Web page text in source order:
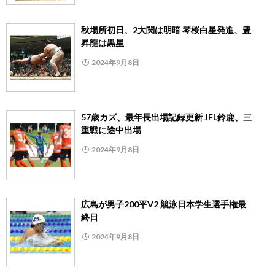
秋場所初日、2大関は明暗 琴桜白星発進、豊
昇龍は黒星
2024年9月8日
57歳カズ、最年長出場記録更新 JFL鈴鹿、三
重戦に途中出場
2024年9月8日
広島が男子200平V2 競泳日本学生選手権最
終日
2024年9月8日